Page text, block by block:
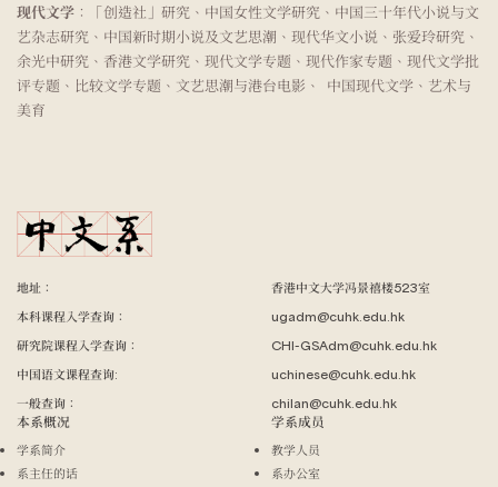
现代文学 ：「创造社」研究、中国女性文学研究、中国三十年代小说与文
艺杂志研究、中国新时期小说及文艺思潮、现代华文小说、张爱玲研究、
余光中研究、香港文学研究、现代文学专题、现代作家专题、现代文学批
评专题、比较文学专题、文艺思潮与港台电影、 中国现代文学、艺术与
美育
地址：
香港中文大学冯景禧楼523室
本科课程入学查询：
ugadm@cuhk.edu.hk
研究院课程入学查询：
CHI-GSAdm@cuhk.edu.hk
中国语文课程查询:
uchinese@cuhk.edu.hk
一般查询：
chilan@cuhk.edu.hk
本系概况
学系简介
系主任的话
学系成员
教学人员
系办公室